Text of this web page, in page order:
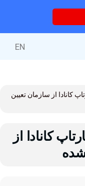
EN
کانادا از سازمان تعیین‌
کانادا از